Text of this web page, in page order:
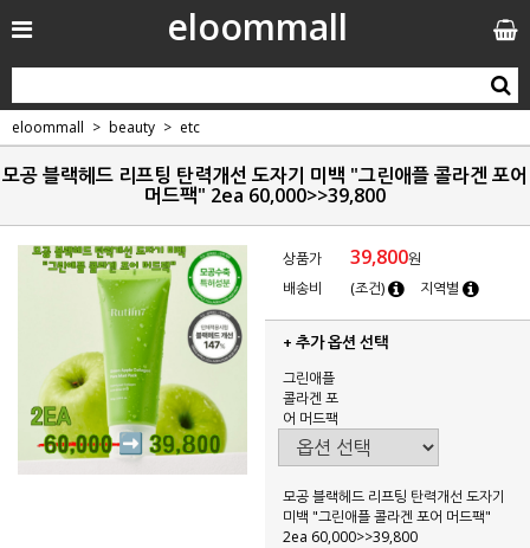
eloommall
eloommall beauty etc
모공 블랙헤드 리프팅 탄력개선 도자기 미백 "그린애플 콜라겐 포어
머드팩" 2ea 60,000>>39,800
상품가 39,800원
배송비
(조건) 지역별
+ 추가 옵션 선택
그린애플
콜라겐 포
어 머드팩
모공 블랙헤드 리프팅 탄력개선 도자기
미백 "그린애플 콜라겐 포어 머드팩"
2ea 60,000>>39,800